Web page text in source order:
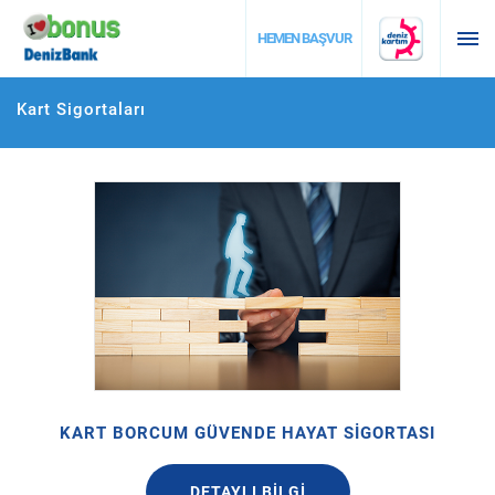
HEMEN BAŞVUR
DESTEK
Kart Sigortaları
KART BORCUM GÜVENDE HAYAT SİGORTASI